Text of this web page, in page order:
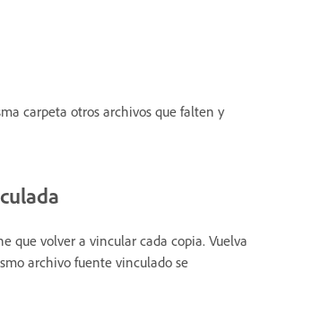
carpeta otros archivos que falten y
que volver a vincular cada copia. Vuelva
archivo fuente vinculado se